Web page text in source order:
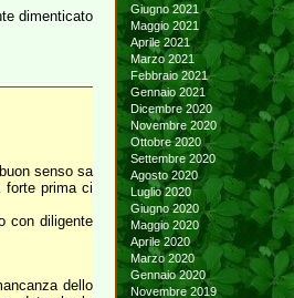
dimenticato
senso sa
forte prima ci
con diligente
dello
Giugno 2021
Maggio 2021
Aprile 2021
Marzo 2021
Febbraio 2021
Gennaio 2021
Dicembre 2020
Novembre 2020
Ottobre 2020
Settembre 2020
Agosto 2020
Luglio 2020
Giugno 2020
Maggio 2020
Aprile 2020
Marzo 2020
Gennaio 2020
Novembre 2019